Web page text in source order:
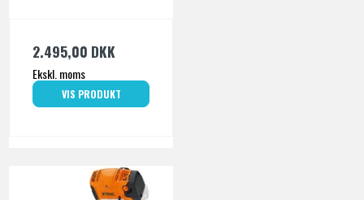
2.495,00 DKK
Ekskl. moms
VIS PRODUKT